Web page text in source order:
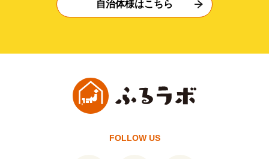
自治体様はこちら
FOLLOW US